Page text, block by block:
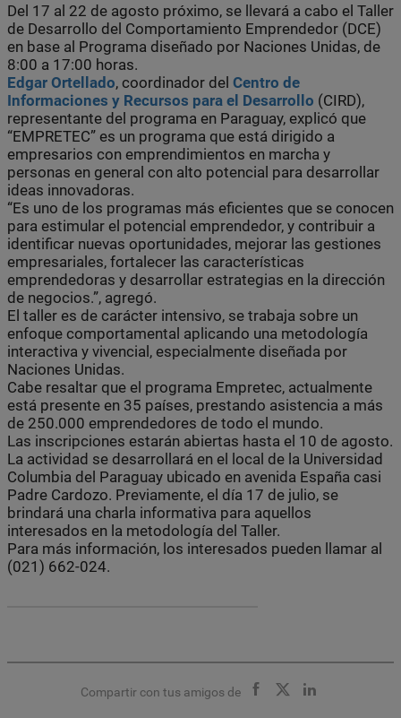
Del 17 al 22 de agosto próximo, se llevará a cabo el Taller
de Desarrollo del Comportamiento Emprendedor (DCE)
en base al Programa diseñado por Naciones Unidas, de
8:00 a 17:00 horas.
Edgar Ortellado, coordinador del Centro de
Informaciones y Recursos para el Desarrollo (CIRD),
representante del programa en Paraguay, explicó que
“EMPRETEC” es un programa que está dirigido a
empresarios con emprendimientos en marcha y
personas en general con alto potencial para desarrollar
ideas innovadoras.
“Es uno de los programas más eficientes que se conocen
para estimular el potencial emprendedor, y contribuir a
identificar nuevas oportunidades, mejorar las gestiones
empresariales, fortalecer las características
emprendedoras y desarrollar estrategias en la dirección
de negocios.”, agregó.
El taller es de carácter intensivo, se trabaja sobre un
enfoque comportamental aplicando una metodología
interactiva y vivencial, especialmente diseñada por
Naciones Unidas.
Cabe resaltar que el programa Empretec, actualmente
está presente en 35 países, prestando asistencia a más
de 250.000 emprendedores de todo el mundo.
Las inscripciones estarán abiertas hasta el 10 de agosto.
La actividad se desarrollará en el local de la Universidad
Columbia del Paraguay ubicado en avenida España casi
Padre Cardozo. Previamente, el día 17 de julio, se
brindará una charla informativa para aquellos
interesados en la metodología del Taller.
Para más información, los interesados pueden llamar al
(021) 662-024.
Compartir con tus amigos de